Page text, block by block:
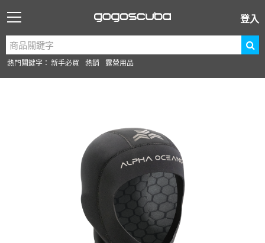
登入
熱門關鍵字： 新手必買 熱銷 露營用品